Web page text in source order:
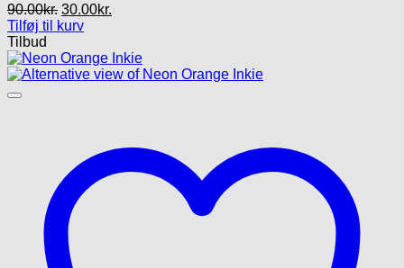
90.00kr. Den
oprindelige
var:
90.00kr..
30.00kr.
er:
30.00kr..
Tilføj til kurv
Tilbud